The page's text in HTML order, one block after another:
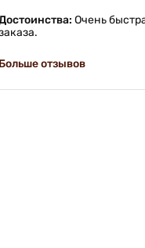
Очень
Больше отзывов